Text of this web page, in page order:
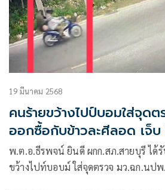
19 มีนาคม 2568
คนร้ายขว้างไปป์บอมใส่จุด
ออกซื้อกับข้าวละศีลอด เจ็บ
พ.ต.อ.ธีรพจน์ ยินดี ผกก.สภ.สายบุรี ได้รั
ขว้างไปท์บอบม์ ใส่จุดตรวจ มว.ฉก.นป